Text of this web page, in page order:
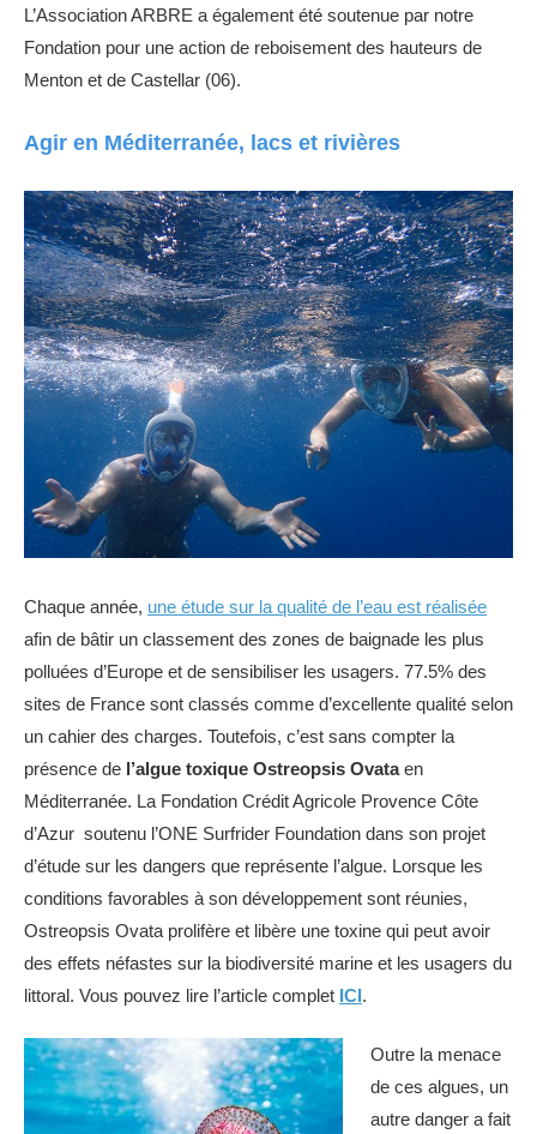
L’Association ARBRE a également été soutenue par notre
Fondation pour une action de reboisement des hauteurs de
Menton et de Castellar (06).
Agir en Méditerranée, lacs et rivières
Chaque année, une étude sur la qualité de l’eau est réalisée
afin de bâtir un classement des zones de baignade les plus
polluées d’Europe et de sensibiliser les usagers. 77.5% des
sites de France sont classés comme d’excellente qualité selon
un cahier des charges. Toutefois, c’est sans compter la
présence de l’algue toxique Ostreopsis Ovataen
Méditerranée. La Fondation Crédit Agricole Provence Côte
d’Azur soutenu l’ONE Surfrider Foundation dans son projet
d’étude sur les dangers que représente l’algue. Lorsque les
conditions favorables à son développement sont réunies,
Ostreopsis Ovata prolifère et libère une toxine qui peut avoir
des effets néfastes sur la biodiversité marine et les usagers du
littoral. Vous pouvez lire l’article complet ICI.
Outre la menace
de ces algues, un
autre danger a fait